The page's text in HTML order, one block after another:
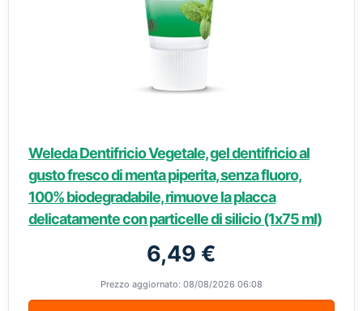
Weleda Dentifricio Vegetale, gel dentifricio al
gusto fresco di menta piperita, senza fluoro,
100% biodegradabile, rimuove la placca
delicatamente con particelle di silicio (1x75 ml)
6,49 €
Prezzo aggiornato: 08/08/2026 06:08